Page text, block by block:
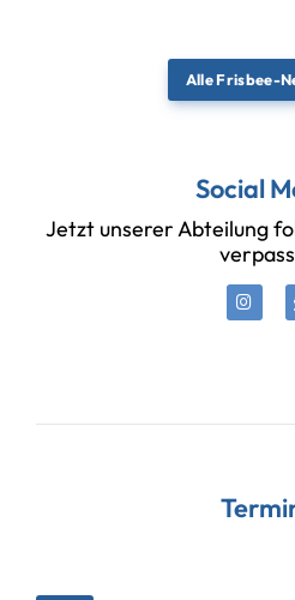
Alle Frisbee-
Social
Jetzt unserer Abteilung